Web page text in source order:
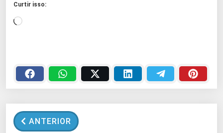
Curtir isso:
C
e
g
n
d
ANTERIOR